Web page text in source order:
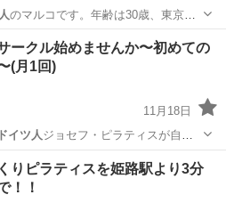
のマルコです。年齢は30歳、東京で
英会話 ドイツ人
ークル始めませんか〜初めての
(月1回)
11月18日
ドイツ人ジョセフ・ピラティスが自身
その他 ピラティス
りピラティスを姫路駅より3分
！！